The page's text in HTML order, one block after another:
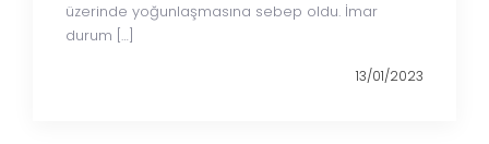
üzerinde yoğunlaşmasına sebep oldu. İmar
durum […]
13/01/2023